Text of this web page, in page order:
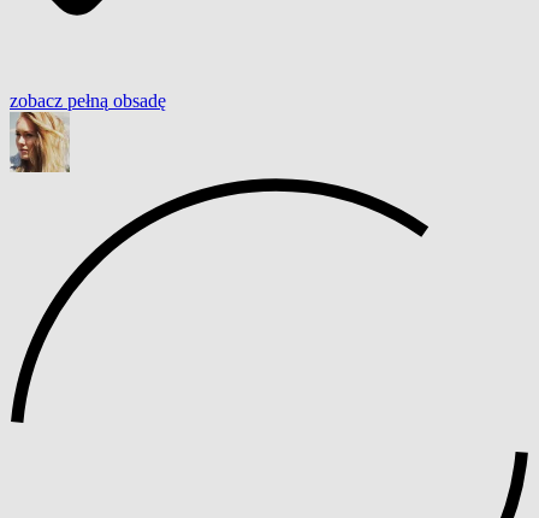
zobacz pełną obsadę